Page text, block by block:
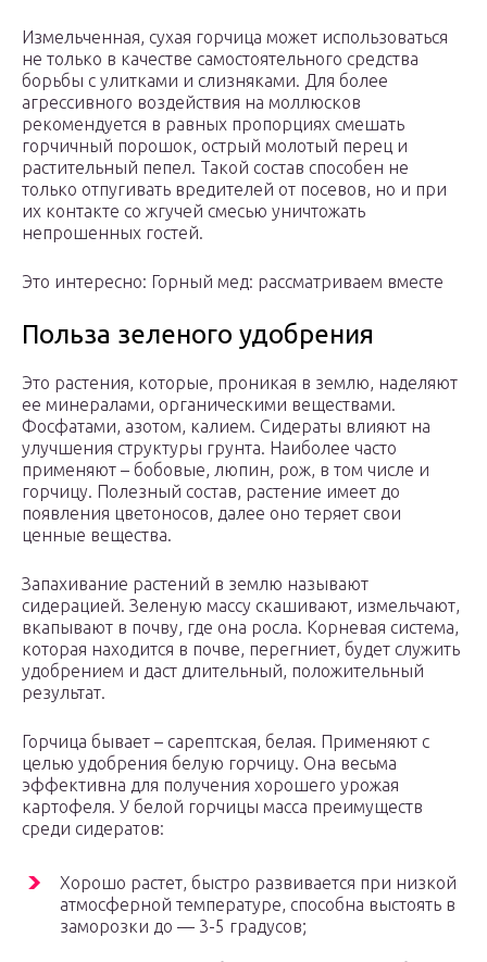
Измельченная, сухая горчица может использоваться
не только в качестве самостоятельного средства
борьбы с улитками и слизняками. Для более
агрессивного воздействия на моллюсков
рекомендуется в равных пропорциях смешать
горчичный порошок, острый молотый перец и
растительный пепел. Такой состав способен не
только отпугивать вредителей от посевов, но и при
их контакте со жгучей смесью уничтожать
непрошенных гостей.
Это интересно: Горный мед: рассматриваем вместе
Польза зеленого удобрения
Это растения, которые, проникая в землю, наделяют
ее минералами, органическими веществами.
Фосфатами, азотом, калием. Сидераты влияют на
улучшения структуры грунта. Наиболее часто
применяют – бобовые, люпин, рож, в том числе и
горчицу. Полезный состав, растение имеет до
появления цветоносов, далее оно теряет свои
ценные вещества.
Запахивание растений в землю называют
сидерацией. Зеленую массу скашивают, измельчают,
вкапывают в почву, где она росла. Корневая система,
которая находится в почве, перегниет, будет служить
удобрением и даст длительный, положительный
результат.
Горчица бывает – сарептская, белая. Применяют с
целью удобрения белую горчицу. Она весьма
эффективна для получения хорошего урожая
картофеля. У белой горчицы масса преимуществ
среди сидератов:
Хорошо растет, быстро развивается при низкой
атмосферной температуре, способна выстоять в
заморозки до — 3-5 градусов;